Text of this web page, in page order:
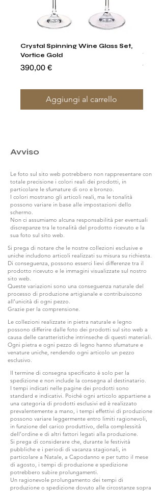
Crystal Spinning Wine Glass Set,
Vortice Gold
Prezzo
390,00 €
Aggiungi al carrello
Prezzo
Avviso
Le foto sul sito web potrebbero non rappresentare con
totale precisione i colori reali dei prodotti, in
particolare le sfumature di oro e bronzo.
I colori mostrano gli articoli reali, ma le tonalità
possono variare in base alle impostazioni dello
schermo.
Non ci assumiamo alcuna responsabilità per eventuali
discrepanze tra le tonalità del prodotto ricevuto e la
sua foto sul sito web.
Si prega di notare che le nostre collezioni esclusive e
uniche includono articoli realizzati su misura su richiesta.
Di conseguenza, possono esserci lievi differenze tra il
prodotto ricevuto e le immagini visualizzate sul nostro
sito web.
Queste variazioni sono una conseguenza naturale del
processo di produzione artigianale e contribuiscono
all’unicità di ogni pezzo.
Grazie per la comprensione.
Le collezioni realizzate in pietra naturale e legno
possono differire dalle foto dei prodotti sul sito web a
causa delle caratteristiche intrinseche di questi materiali.
Ogni pietra e ogni pezzo di legno hanno sfumature e
venature uniche, rendendo ogni articolo un pezzo
esclusivo.
Il termine di consegna specificato è solo per la
spedizione e non include la consegna al destinatario.
I tempi indicati nelle pagine dei prodotti sono
standard e indicativi. Poiché ogni articolo appartiene a
una categoria di prodotti esclusivi ed è realizzato
prevalentemente a mano, i tempi effettivi di produzione
possono variare leggermente entro limiti ragionevoli,
in funzione del carico produttivo, della complessità
dell’ordine e di altri fattori legati alla produzione.
Si prega di considerare che, durante le festività
pubbliche e i periodi di vacanza stagionali, in
particolare a Natale, a Capodanno e per tutto il mese
di agosto, i tempi di produzione e spedizione
potrebbero subire prolungamenti.
Un ragionevole prolungamento dei tempi di
produzione o spedizione dovuto alle circostanze sopra